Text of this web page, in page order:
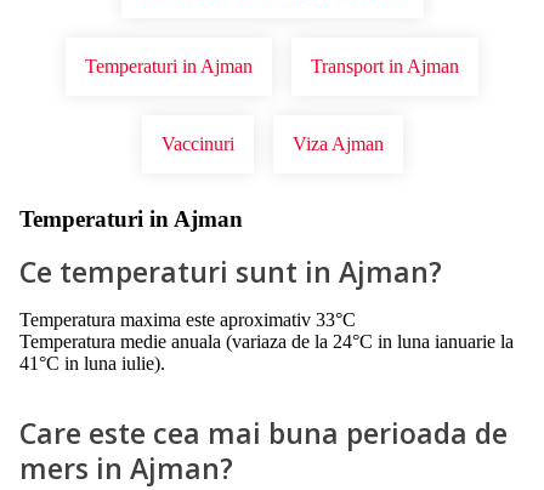
Temperaturi in Ajman Transport in Ajman
Vaccinuri Viza Ajman
Temperaturi in Ajman
Ce temperaturi sunt in Ajman?
Temperatura maxima este aproximativ 33°C
Temperatura medie anuala (variaza de la 24°C in luna ianuarie la
41°C in luna iulie).
Care este cea mai buna perioada de
mers in Ajman?